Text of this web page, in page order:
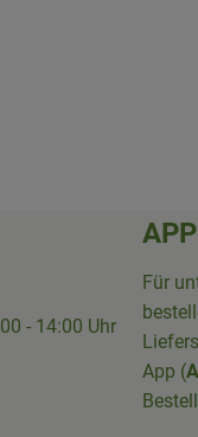
- 14:00 Uhr
Für
App (